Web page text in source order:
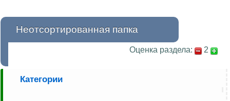
Неотсортированная папка
Оценка раздела: 2
Категории